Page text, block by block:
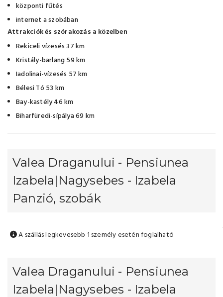
központi fűtés
internet a szobában
Attrakciók és szórakozás a közelben
Rekiceli vízesés 37 km
Kristály-barlang 59 km
Iadolinai-vízesés 57 km
Bélesi Tó 53 km
Bay-kastély 46 km
Biharfüredi-sípálya 69 km
Valea Draganului - Pensiunea
Izabela|Nagysebes - Izabela
Panzió, szobák
A szállás legkevesebb 1 személy esetén foglalható
Valea Draganului - Pensiunea
Izabela|Nagysebes - Izabela